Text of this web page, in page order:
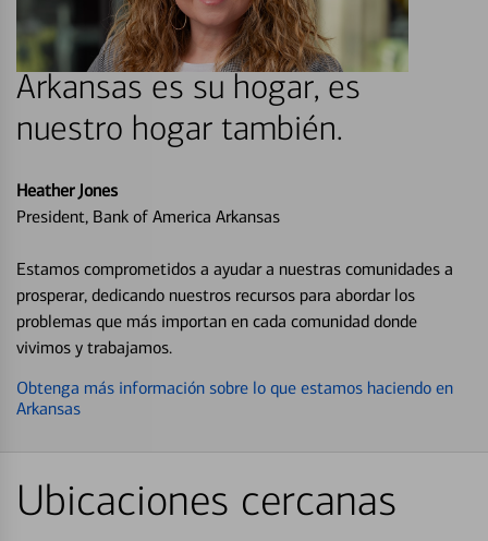
Arkansas es su hogar, es
nuestro hogar también.
Heather Jones
President, Bank of America Arkansas
Estamos comprometidos a ayudar a nuestras comunidades a
prosperar, dedicando nuestros recursos para abordar los
problemas que más importan en cada comunidad donde
vivimos y trabajamos.
Obtenga más información sobre lo que estamos haciendo en
Arkansas
Ubicaciones cercanas